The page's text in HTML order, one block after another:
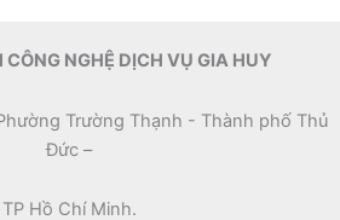
NGHỆ DỊCH VỤ GIA HUY
Trường Thạnh - Thành phố Thủ
Đức –
TP Hồ Chí Minh.